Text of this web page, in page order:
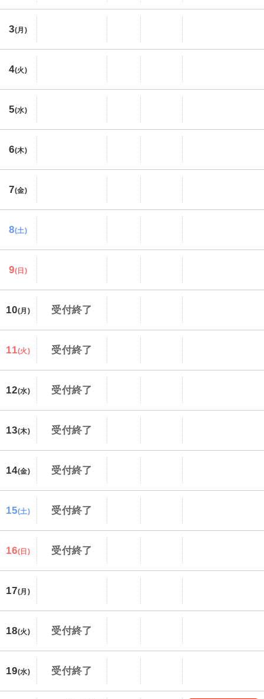
3(月)
4(火)
5(水)
6(木)
7(金)
8(土)
9(日)
10(月) 受付終了
11(火) 受付終了
12(水) 受付終了
13(木) 受付終了
14(金) 受付終了
15(土) 受付終了
16(日) 受付終了
17(月)
18(火) 受付終了
19(水) 受付終了